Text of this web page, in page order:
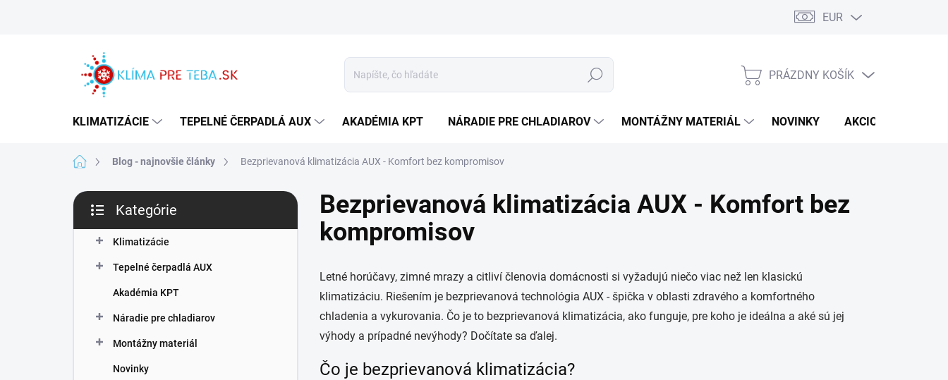
EUR
Hľadať
NÁKUPNÝ
PRÁZDNY KOŠÍK
KLIMATIZÁCIE TEPELNÉ ČERPADLÁ AUX AKADÉMIA KPT NÁRADIE PRE CHLADIAROV MONTÁŽNY MATERIÁL NOVINKY AKCIOVÁ PONUKA
DomovBlog - najnovšie články Bezprievanová klimatizácia AUX - Komfort bez kompromisov
B
č
kategórie
Kategórie
Klimatizácie
Tepelné čerpadlá AUX
Akadémia KPT
Náradie pre chladiarov
Montážny materiál
Novinky
Bezprievanová klimatizácia AUX - Komfort bez
kompromisov
Letné horúčavy, zimné mrazy a citliví členovia domácnosti si vyžadujú niečo viac než len klasickú
klimatizáciu. Riešením je bezprievanová technológia AUX - špička v oblasti zdravého a komfortného
chladenia a vykurovania. Čo je to bezprievanová klimatizácia, ako funguje, pre koho je ideálna a aké sú jej
výhody a prípadné nevýhody? Dočítate sa ďalej.
Čo je bezprievanová klimatizácia?